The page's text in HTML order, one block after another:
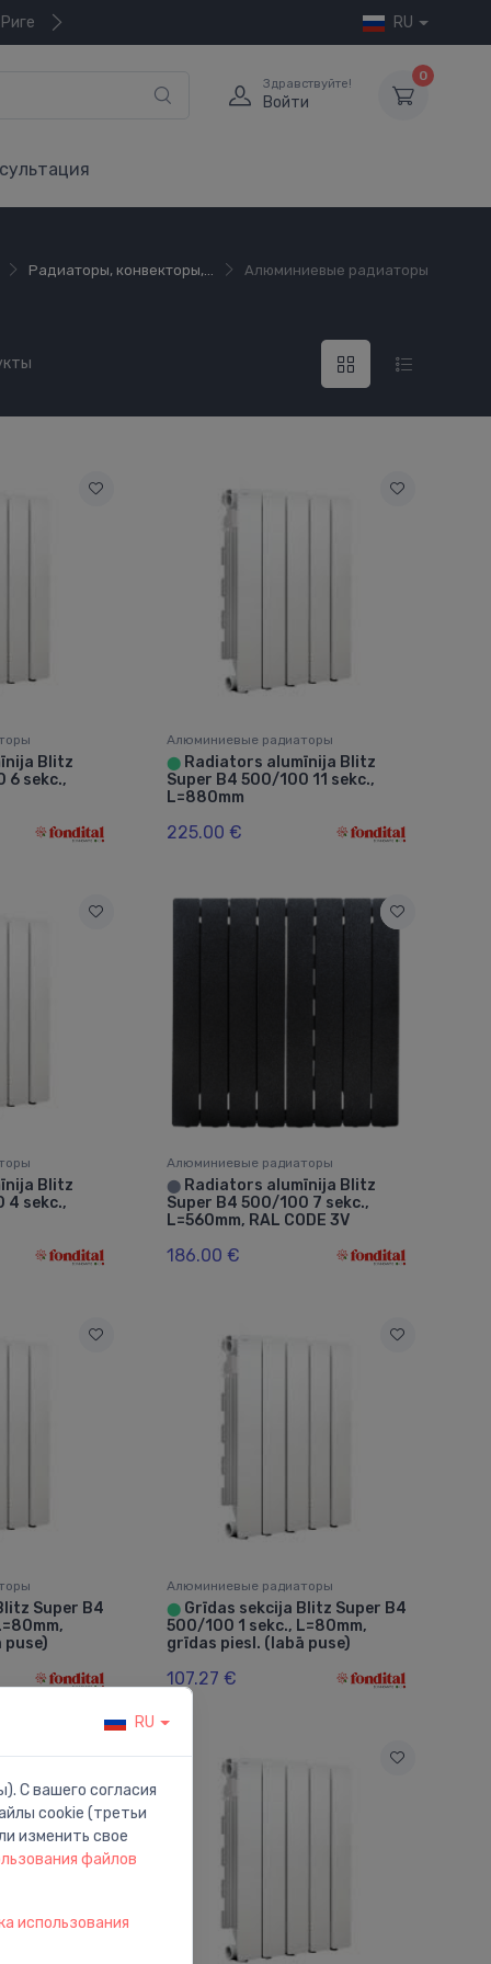
RU
Здравствуйте!
Войти
0
Радиаторы, конвекторы,... Алюминиевые радиаторы
Blitz
6 sekc.,
Алюминиевые радиаторы
⬤Radiators alumīnija Blitz
Super B4 500/100 11 sekc.,
L=880mm
225.00 €
Blitz
4 sekc.,
Алюминиевые радиаторы
⬤Radiators alumīnija Blitz
Super B4 500/100 7 sekc.,
L=560mm, RAL CODE 3V
186.00 €
Super B4
puse)
Алюминиевые радиаторы
⬤Grīdas sekcija Blitz Super B4
500/100 1 sekc., L=80mm,
grīdas piesl. (labā puse)
107.27 €
RU
С вашего согласия
cookie (третьи
изменить свое
файлов
использования